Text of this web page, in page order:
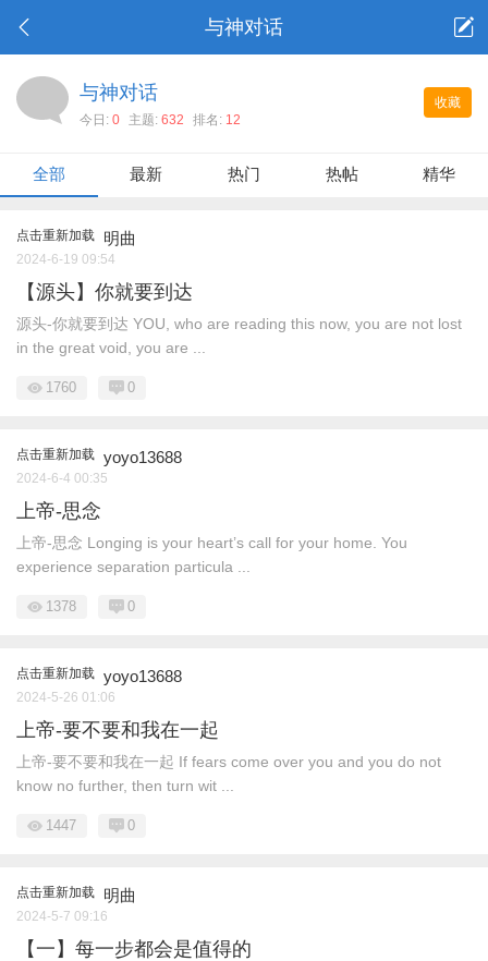
与神对话
收藏
与神对话
今日: 0 主题: 632 排名: 12
全部 最新 热门 热帖 精华
点击重新加载 明曲
2024-6-19 09:54
【源头】你就要到达
源头-你就要到达 YOU, who are reading this now, you are not lost
in the great void, you are ...
1760 0
点击重新加载 yoyo13688
2024-6-4 00:35
上帝-思念
上帝-思念 Longing is your heart’s call for your home. You
experience separation particula ...
1378 0
点击重新加载 yoyo13688
2024-5-26 01:06
上帝-要不要和我在一起
上帝-要不要和我在一起 If fears come over you and you do not
know no further, then turn wit ...
1447 0
点击重新加载 明曲
2024-5-7 09:16
【一】每一步都会是值得的